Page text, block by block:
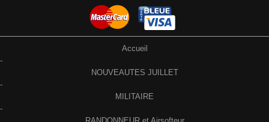
Accueil
-
NOUVEAUTES JUILLET
-
MILITAIRE
-